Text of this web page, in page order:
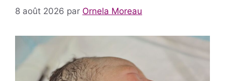
8 août 2026 par Ornela Moreau